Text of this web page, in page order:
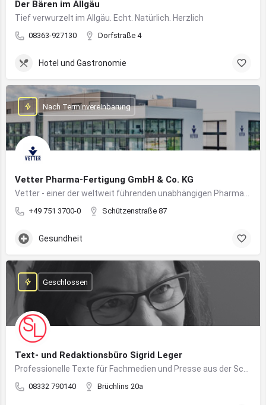
Der Bären im Allgäu
Tief verwurzelt im Allgäu. Echt. Natürlich. Herzlich
08363-927130 Dorfstraße 4
Hotel und Gastronomie
Vetter Pharma-Fertigung GmbH & Co. KG
+49 751 3700-0 Schützenstraße 87
Nach Terminvereinbarung
Gesundheit
Text- und Redaktionsbüro Sigrid Leger
08332 790140 Brüchlins 20a
Geschlossen